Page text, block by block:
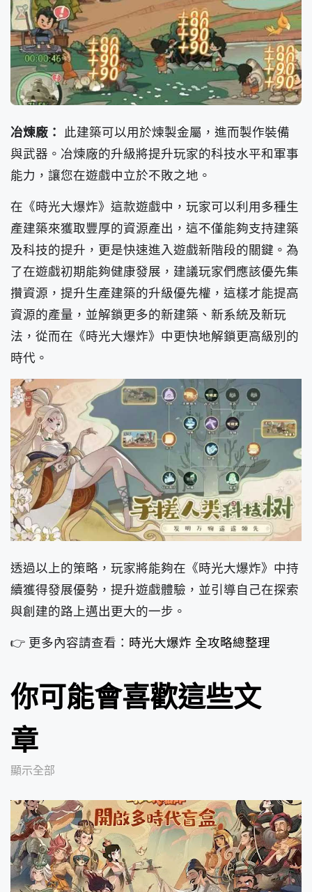
冶煉廠： 此建築可以用於煉製金屬，進而製作裝備
與武器。冶煉廠的升級將提升玩家的科技水平和軍事
能力，讓您在遊戲中立於不敗之地。
在《時光大爆炸》這款遊戲中，玩家可以利用多種生
產建築來獲取豐厚的資源產出，這不僅能夠支持建築
及科技的提升，更是快速進入遊戲新階段的關鍵。為
了在遊戲初期能夠健康發展，建議玩家們應該優先集
攢資源，提升生產建築的升級優先權，這樣才能提高
資源的產量，並解鎖更多的新建築、新系統及新玩
法，從而在《時光大爆炸》中更快地解鎖更高級別的
時代。
透過以上的策略，玩家將能夠在《時光大爆炸》中持
續獲得發展優勢，提升遊戲體驗，並引導自己在探索
與創建的路上邁出更大的一步。
👉 更多內容請查看： 時光大爆炸 全攻略總整理
你可能會喜歡這些文
章
顯示全部